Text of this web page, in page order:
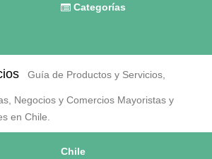
Categorías
Guía de Productos y Servicios,
Negocios y Comercios Mayoristas y
en Chile.
Chile